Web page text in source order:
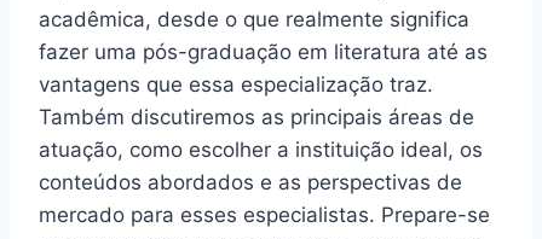
acadêmica, desde o que realmente significa
fazer uma pós-graduação em literatura até as
vantagens que essa especialização traz.
Também discutiremos as principais áreas de
atuação, como escolher a instituição ideal, os
conteúdos abordados e as perspectivas de
mercado para esses especialistas. Prepare-se